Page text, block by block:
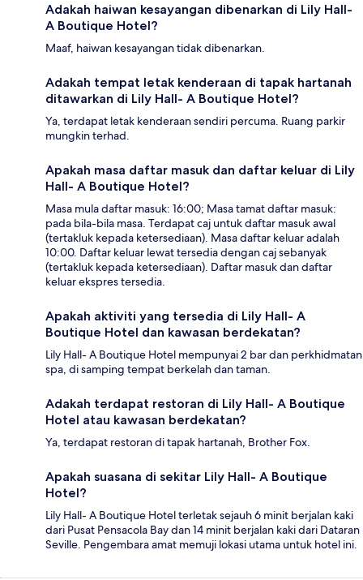
Adakah haiwan kesayangan dibenarkan di Lily Hall-
A Boutique Hotel?
Maaf, haiwan kesayangan tidak dibenarkan.
Adakah tempat letak kenderaan di tapak hartanah
ditawarkan di Lily Hall- A Boutique Hotel?
Ya, terdapat letak kenderaan sendiri percuma. Ruang parkir
mungkin terhad.
Apakah masa daftar masuk dan daftar keluar di Lily
Hall- A Boutique Hotel?
Masa mula daftar masuk: 16:00; Masa tamat daftar masuk:
pada bila-bila masa. Terdapat caj untuk daftar masuk awal
(tertakluk kepada ketersediaan). Masa daftar keluar adalah
10:00. Daftar keluar lewat tersedia dengan caj sebanyak
(tertakluk kepada ketersediaan). Daftar masuk dan daftar
keluar ekspres tersedia.
Apakah aktiviti yang tersedia di Lily Hall- A
Boutique Hotel dan kawasan berdekatan?
Lily Hall- A Boutique Hotel mempunyai 2 bar dan perkhidmatan
spa, di samping tempat berkelah dan taman.
Adakah terdapat restoran di Lily Hall- A Boutique
Hotel atau kawasan berdekatan?
Ya, terdapat restoran di tapak hartanah, Brother Fox.
Apakah suasana di sekitar Lily Hall- A Boutique
Hotel?
Lily Hall- A Boutique Hotel terletak sejauh 6 minit berjalan kaki
dari Pusat Pensacola Bay dan 14 minit berjalan kaki dari Dataran
Seville. Pengembara amat memuji lokasi utama untuk hotel ini.